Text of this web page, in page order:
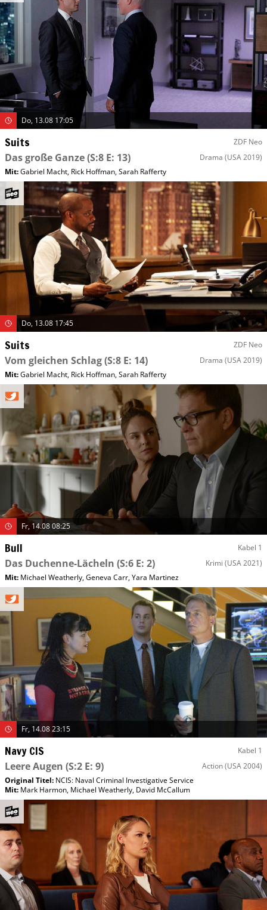
Do, 13.08 17:05
Suits ZDF Neo
Das große Ganze(S:8 E: 13) Drama (USA 2019)
Mit:Gabriel Macht, Rick Hoffman,Sarah Rafferty
Do, 13.08 17:45
Suits ZDF Neo
Vom gleichen Schlag(S:8 E: 14) Drama (USA 2019)
Mit:Gabriel Macht, Rick Hoffman,Sarah Rafferty
Fr, 14.08 08:25
Bull Kabel 1
Das Duchenne-Lächeln (S:6 E: 2) Krimi (USA 2021)
Mit: Michael Weatherly,Geneva Carr,Yara Martinez
Fr, 14.08 23:15
Navy CIS Kabel 1
Leere Augen (S:2 E: 9) Action(USA 2004)
Original Titel: NCIS: Naval Criminal Investigative Service
Mit: Mark Harmon, Michael Weatherly, David McCallum